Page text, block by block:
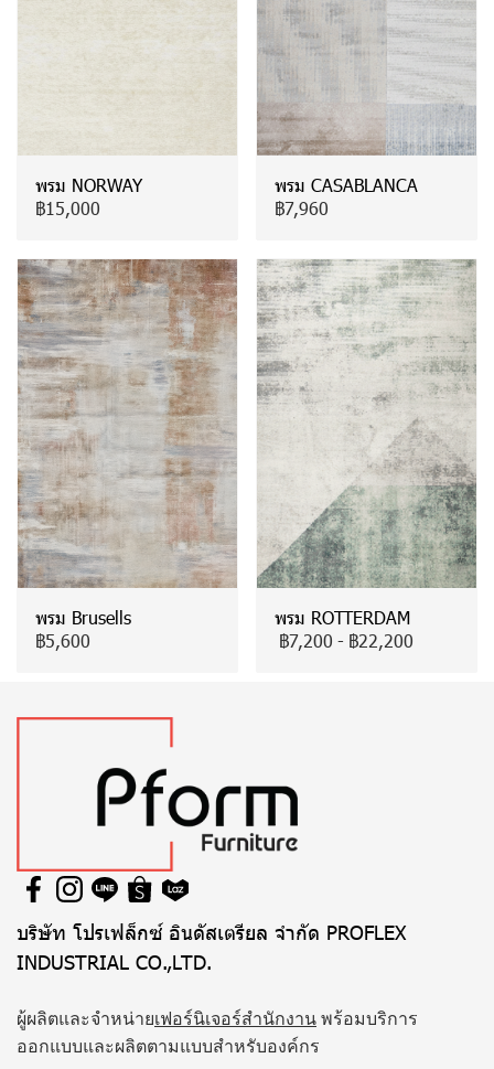
พรม NORWAY
฿15,000
พรม CASABLANCA
฿7,960
พรม Brusells
฿5,600
พรม ROTTERDAM
฿7,200 - ฿22,200
บริษัท โปรเฟล็กซ์ อินดัสเตรียล จำกัด PROFLEX
INDUSTRIAL CO.,LTD.
ผู้ผลิตและจำหน่ายเฟอร์นิเจอร์สำนักงาน พร้อมบริการ
ออกแบบและผลิตตามแบบสำหรับองค์กร